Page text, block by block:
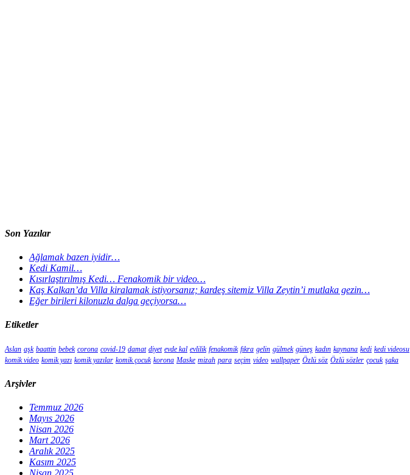
Son Yazılar
Ağlamak bazen iyidir…
Kedi Kamil…
Kısırlaştırılmış Kedi… Fenakomik bir video…
Kaş Kalkan’da Villa kiralamak istiyorsanız; kardeş sitemiz Villa Zeytin’i mutlaka gezin…
Eğer birileri kilonuzla dalga geçiyorsa…
Etiketler
Aslan aşk baattin bebek corona covid-19 damat diyet evde kal evlilik fenakomik fıkra gelin gülmek güneş kadın kaynana kedi kedi videosu
komik video komik yazı komik yazılar komik çocuk korona Maske mizah para seçim video wallpaper Özlü söz Özlü sözler çocuk şaka
Arşivler
Temmuz 2026
Mayıs 2026
Nisan 2026
Mart 2026
Aralık 2025
Kasım 2025
Nisan 2025